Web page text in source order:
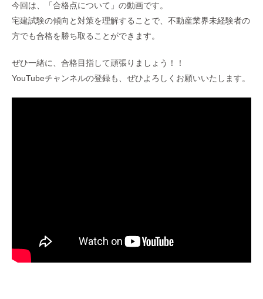
今回は、「合格点について」の動画です。
宅建試験の傾向と対策を理解することで、不動産業界未経験者の
方でも合格を勝ち取ることができます。
ぜひ一緒に、合格目指して頑張りましょう！！
YouTubeチャンネルの登録も、ぜひよろしくお願いいたします。